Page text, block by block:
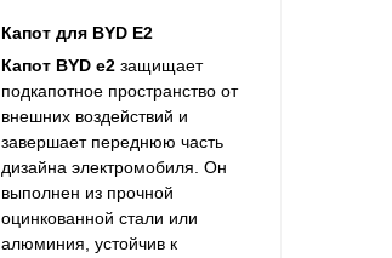
Капот для BYD E2
Капот BYD e2 защищает
подкапотное пространство от
внешних воздействий и
завершает переднюю часть
дизайна электромобиля. Он
выполнен из прочной
оцинкованной стали или
алюминия, устойчив к